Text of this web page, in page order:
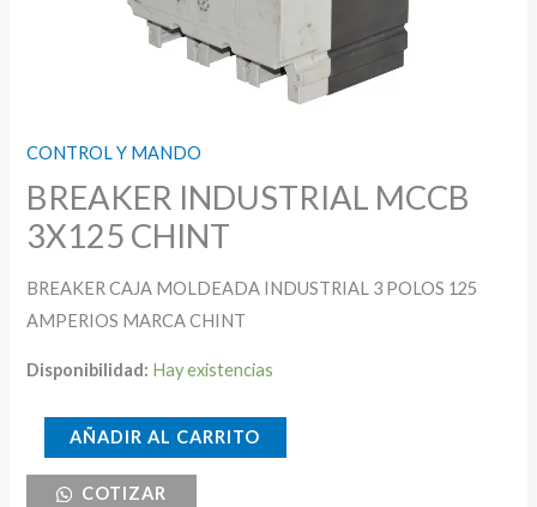
CONTROL Y MANDO
BREAKER INDUSTRIAL MCCB
3X125 CHINT
BREAKER CAJA MOLDEADA INDUSTRIAL 3 POLOS 125
AMPERIOS MARCA CHINT
Disponibilidad: Hay existencias
BREAKER
INDUSTRIAL
MCCB
AÑADIR AL CARRITO
COTIZAR